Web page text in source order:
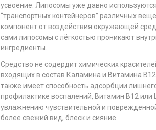
усвоение. Липосомы уже давно
“транспортных контейнеров” различных
компонент от воздействия окружающей
сами липосомы с лёгкостью проникают
ингредиенты.
Средство не содердит химических
входящих в состав Каламина и Витамина
также имеет способность адсорбции
профилактике воспалений, Витамин В12
увлажнению чувствительной и
более свежий вид, блеск и сияние.